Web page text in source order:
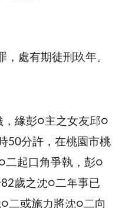
處有期徒刑玖年。
緣彭○主之女友邱○
50分許，在桃園市桃
二起口角爭執，彭○
歲之沈○二年事已
二或施力將沈○二向